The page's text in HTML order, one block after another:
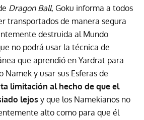
Dragon Ball, Goku informa a todos
transportados de manera segura
destruida al Mundo
no podrá usar la técnica de
que aprendió en Yardrat para
y usar sus Esferas de
limitación al hecho de que el
lejos y que los Namekianos no
alto como para que él